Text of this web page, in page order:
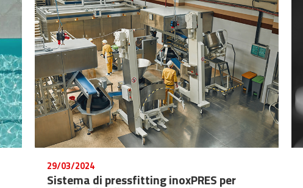
29/03/2024
Sistema di pressfitting inoxPRES per